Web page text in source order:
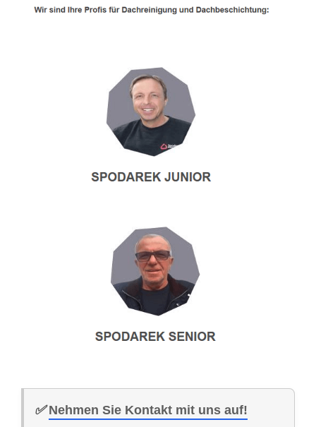
✅Nehmen Sie Kontakt mit uns auf!